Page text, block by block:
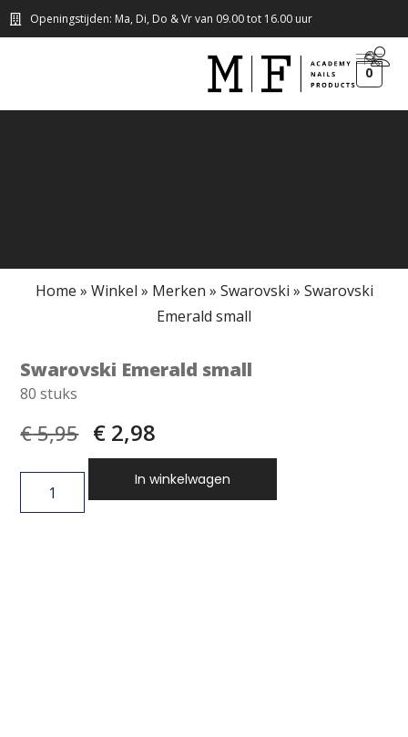
Openingstijden: Ma, Di, Do & Vr van 09.00 tot 16.00 uur
0
Home » Winkel » Merken » Swarovski » Swarovski
Emerald small
Swarovski Emerald small
80 stuks
€5,95 € 2,98
In winkelwagen